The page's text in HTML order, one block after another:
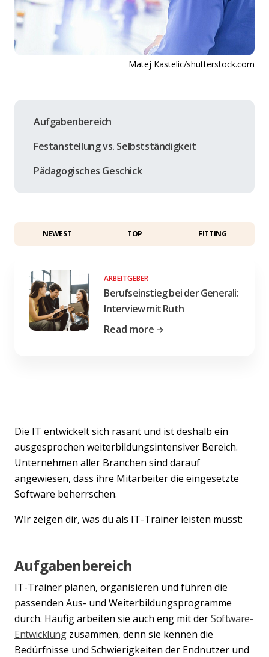
Matej Kastelic/shutterstock.com
Aufgabenbereich
Festanstellung vs. Selbstständigkeit
Pädagogisches Geschick
NEWEST TOP FITTING
ARBEITGEBER
Berufseinstieg bei der Generali:
Interview mit Ruth
Read more
Die IT entwickelt sich rasant und ist deshalb ein
ausgesprochen weiterbildungsintensiver Bereich.
Unternehmen aller Branchen sind darauf
angewiesen, dass ihre Mitarbeiter die eingesetzte
Software beherrschen.
WIr zeigen dir, was du als IT-Trainer leisten musst:
Aufgabenbereich
IT-Trainer planen, organisieren und führen die
passenden Aus- und Weiterbildungsprogramme
durch. Häufig arbeiten sie auch eng mit derSoftware-
Entwicklungzusammen, denn sie kennen die
Bedürfnisse und Schwierigkeiten der Endnutzer und